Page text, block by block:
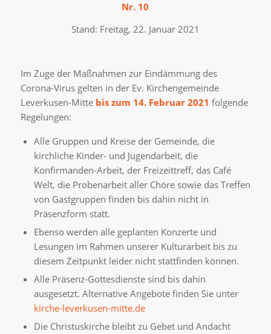
Nr. 10
Stand: Freitag, 22. Januar 2021
Im Zuge der Maßnahmen zur Eindämmung des
Corona-Virus gelten in der Ev. Kirchengemeinde
Leverkusen-Mitte bis zum 14. Februar 2021 folgende
Regelungen:
Alle Gruppen und Kreise der Gemeinde, die
kirchliche Kinder- und Jugendarbeit, die
Konfirmanden-Arbeit, der Freizeittreff, das Café
Welt, die Probenarbeit aller Chöre sowie das Treffen
von Gastgruppen finden bis dahin nicht in
Präsenzform statt.
Ebenso werden alle geplanten Konzerte und
Lesungen im Rahmen unserer Kulturarbeit bis zu
diesem Zeitpunkt leider nicht stattfinden können.
Alle Präsenz-Gottesdienste sind bis dahin
ausgesetzt. Alternative Angebote finden Sie unter
kirche-leverkusen-mitte.de
Die Christuskirche bleibt zu Gebet und Andacht